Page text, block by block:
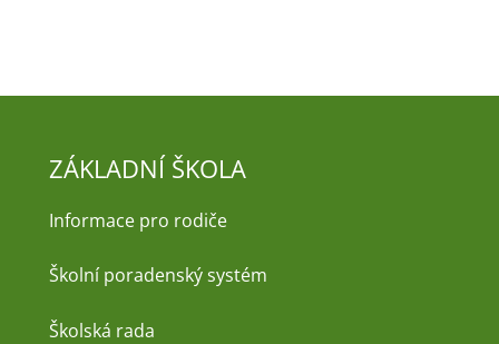
ZÁKLADNÍ ŠKOLA
Informace pro rodiče
Školní poradenský systém
Školská rada